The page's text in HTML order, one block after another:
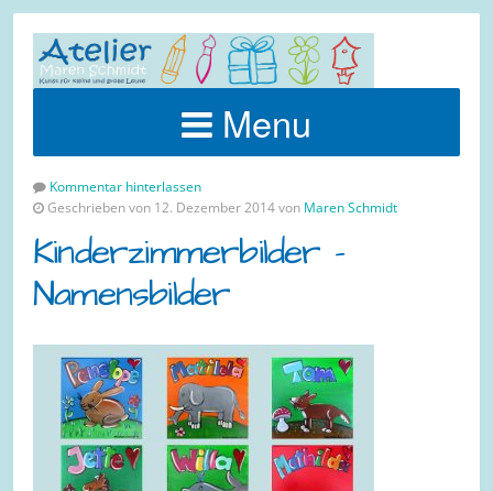
Menu
Kommentar hinterlassen
Geschrieben von 12. Dezember 2014 von Maren Schmidt
Kinderzimmerbilder –
Namensbilder